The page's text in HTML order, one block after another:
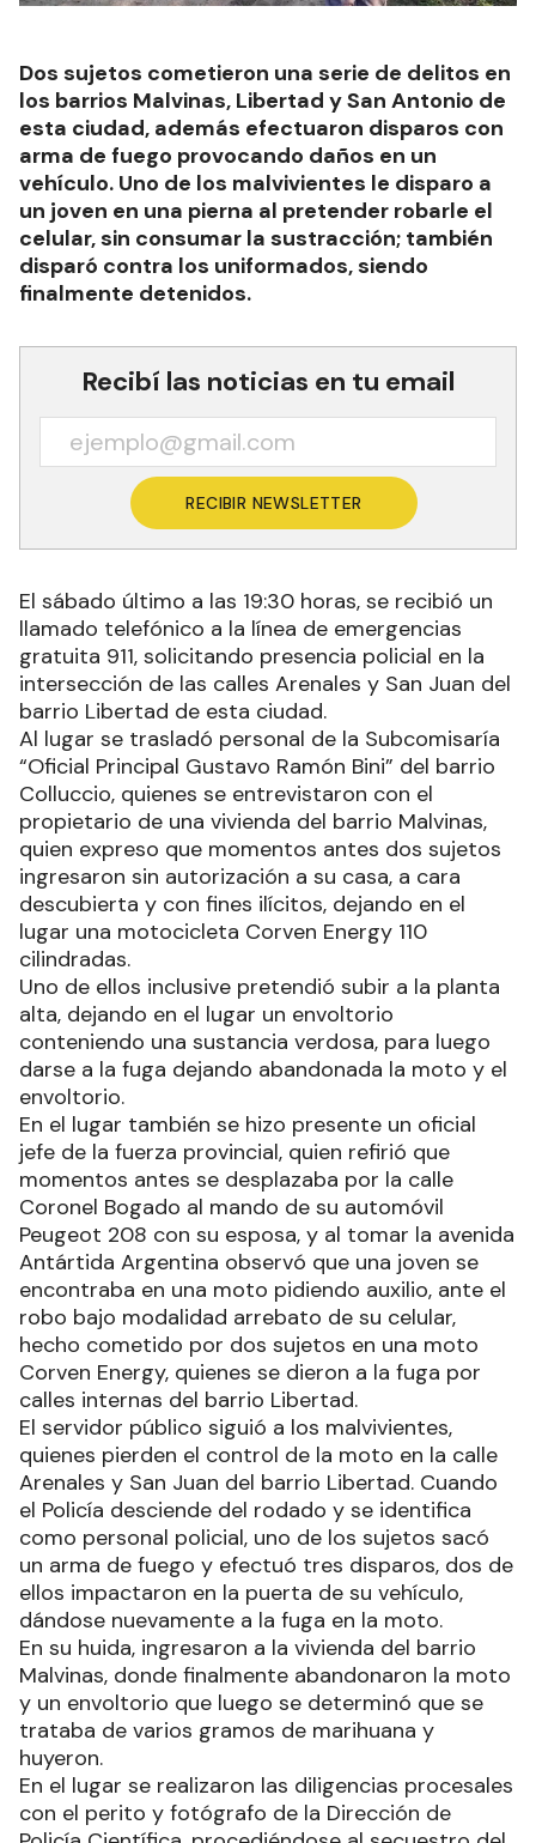
Dos sujetos cometieron una serie de delitos en
los barrios Malvinas, Libertad y San Antonio de
esta ciudad, además efectuaron disparos con
arma de fuego provocando daños en un
vehículo. Uno de los malvivientes le disparo a
un joven en una pierna al pretender robarle el
celular, sin consumar la sustracción; también
disparó contra los uniformados, siendo
finalmente detenidos.
Recibí las noticias en tu email
RECIBIR NEWSLETTER
El sábado último a las 19:30 horas, se recibió un
llamado telefónico a la línea de emergencias
gratuita 911, solicitando presencia policial en la
intersección de las calles Arenales y San Juan del
barrio Libertad de esta ciudad.
Al lugar se trasladó personal de la Subcomisaría
“Oficial Principal Gustavo Ramón Bini” del barrio
Colluccio, quienes se entrevistaron con el
propietario de una vivienda del barrio Malvinas,
quien expreso que momentos antes dos sujetos
ingresaron sin autorización a su casa, a cara
descubierta y con fines ilícitos, dejando en el
lugar una motocicleta Corven Energy 110
cilindradas.
Uno de ellos inclusive pretendió subir a la planta
alta, dejando en el lugar un envoltorio
conteniendo una sustancia verdosa, para luego
darse a la fuga dejando abandonada la moto y el
envoltorio.
En el lugar también se hizo presente un oficial
jefe de la fuerza provincial, quien refirió que
momentos antes se desplazaba por la calle
Coronel Bogado al mando de su automóvil
Peugeot 208 con su esposa, y al tomar la avenida
Antártida Argentina observó que una joven se
encontraba en una moto pidiendo auxilio, ante el
robo bajo modalidad arrebato de su celular,
hecho cometido por dos sujetos en una moto
Corven Energy, quienes se dieron a la fuga por
calles internas del barrio Libertad.
El servidor público siguió a los malvivientes,
quienes pierden el control de la moto en la calle
Arenales y San Juan del barrio Libertad. Cuando
el Policía desciende del rodado y se identifica
como personal policial, uno de los sujetos sacó
un arma de fuego y efectuó tres disparos, dos de
ellos impactaron en la puerta de su vehículo,
dándose nuevamente a la fuga en la moto.
En su huida, ingresaron a la vivienda del barrio
Malvinas, donde finalmente abandonaron la moto
y un envoltorio que luego se determinó que se
trataba de varios gramos de marihuana y
huyeron.
En el lugar se realizaron las diligencias procesales
con el perito y fotógrafo de la Dirección de